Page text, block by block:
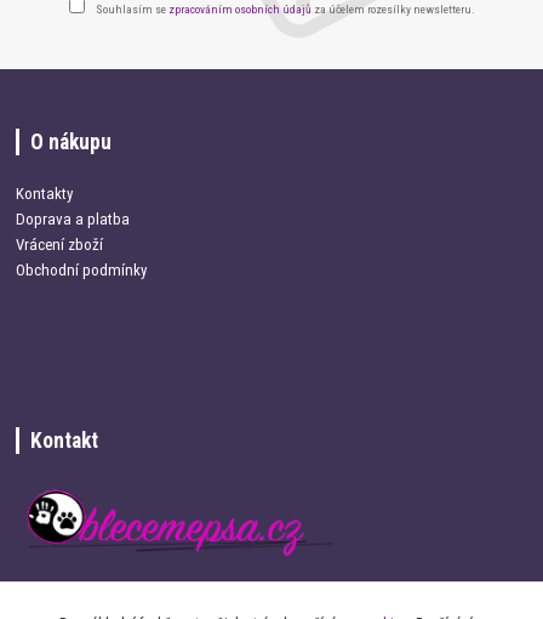
Souhlasím se zpracováním osobních údajů za účelem rozesílky newsletteru.
O nákupu
Kontakty
Doprava a platba
Vrácení zboží
Obchodní podmínky
Kontakt